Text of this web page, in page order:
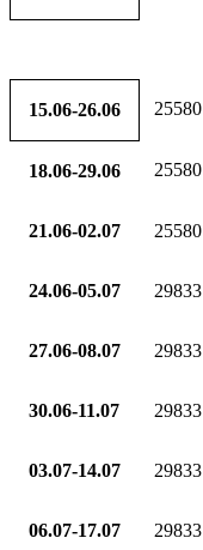
15.06-26.06 25580
18.06-29.06 25580
21.06-02.07 25580
24.06-05.07 29833
27.06-08.07 29833
30.06-11.07 29833
03.07-14.07 29833
06.07-17.07 29833